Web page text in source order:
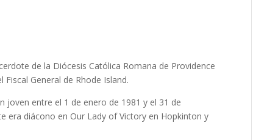
de la Diócesis Católica Romana de Providence
General de Rhode Island.
joven entre el 1 de enero de 1981 y el 31 de
era diácono en Our Lady of Victory en Hopkinton y